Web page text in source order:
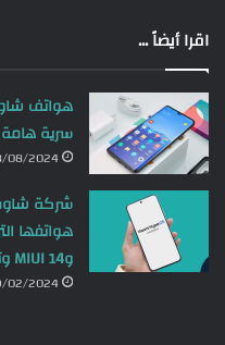
اقرا أيضاً ...
سرية هامة
08/2024
شركة
وMIUI 14 وتصحيحات الأمان بدءًا من شهر فبراير
02/2024